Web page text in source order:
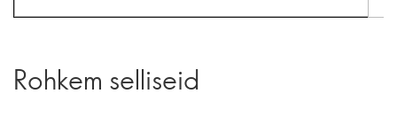
Rohkem selliseid